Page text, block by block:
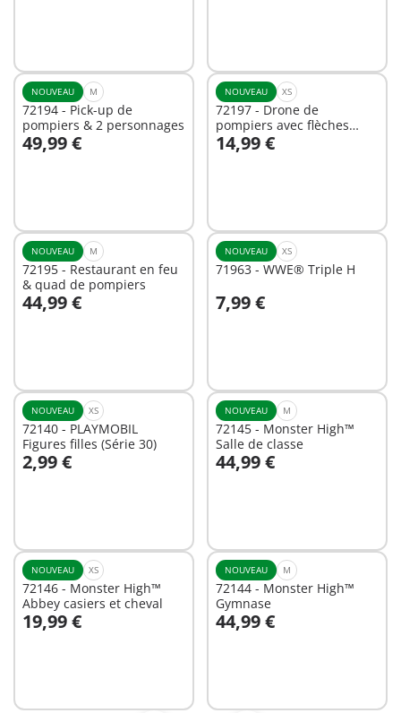
NOUVEAU M
72194 - Pick-up de
pompiers & 2 personnages
49,99 €
Au panier
NOUVEAU XS
72197 - Drone de
pompiers avec flèches
d'eau
14,99 €
Au panier
NOUVEAU M
72195 - Restaurant en feu
& quad de pompiers
44,99 €
Au panier
NOUVEAU XS
71963 - WWE® Triple H
7,99 €
Au panier
NOUVEAU XS
72140 - PLAYMOBIL
Figures filles (Série 30)
2,99 €
Au panier
NOUVEAU M
72145 - Monster High™
Salle de classe
44,99 €
Au panier
NOUVEAU XS
72146 - Monster High™
Abbey casiers et cheval
19,99 €
Au panier
NOUVEAU M
72144 - Monster High™
Gymnase
44,99 €
Au panier